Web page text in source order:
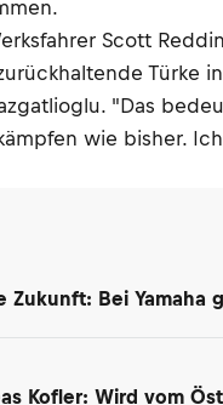
Scott
Türke
"Das
wie bisher.
Zukunft: Bei
Kofler: Wird vom